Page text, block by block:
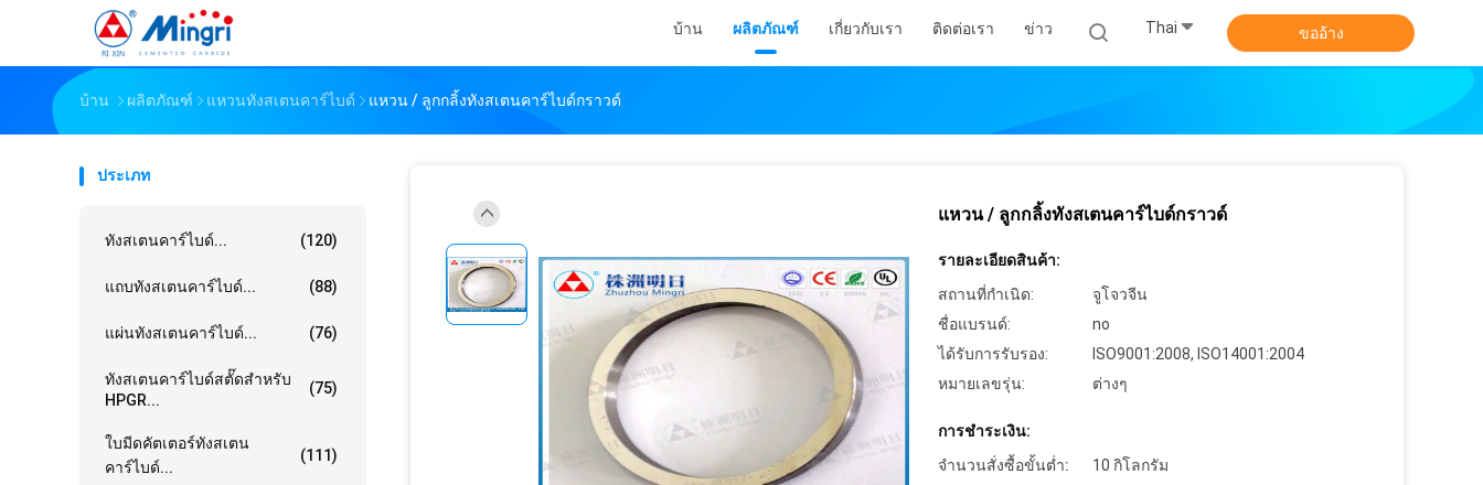
บ้าน ผลิตภัณฑ์ เกี่ยวกับเรา ติดต่อเรา ข่าว Thai ขออ้าง
บ้าน ผลิตภัณฑ์ แหวนทังสเตนคาร์ไบด์ แหวน / ลูกกลิ้งทังสเตนคาร์ไบด์กราวด์
ประเภท
ทังสเตนคาร์ไบด์... (120)
แถบทังสเตนคาร์ไบด์... (88)
แผ่นทังสเตนคาร์ไบด์... (76)
ทังสเตนคาร์ไบด์สตั๊ดสำหรับ
HPGR...
(75)
ใบมีดคัตเตอร์ทังสเตน
คาร์ไบด์...
(111)
แหวน / ลูกกลิ้งทังสเตนคาร์ไบด์กราวด์
รายละเอียดสินค้า:
สถานที่กำเนิด:
จูโจวจีน
ชื่อแบรนด์:
no
ได้รับการรับรอง:
ISO9001:2008, ISO14001:2004
หมายเลขรุ่น:
ต่างๆ
การชำระเงิน:
จำนวนสั่งซื้อขั้นต่ำ:
10 กิโลกรัม